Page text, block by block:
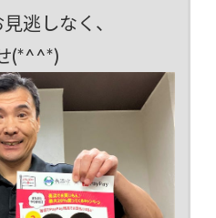
逃しなく、
(*^^*)